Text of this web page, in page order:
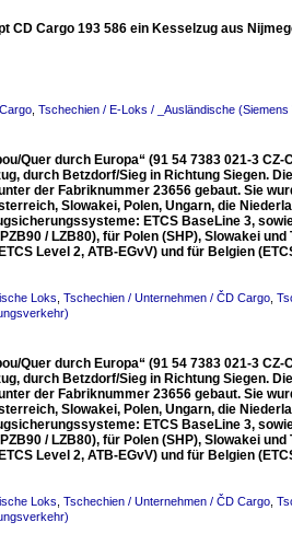
CD Cargo 193 586 ein Kesselzug aus
Tschechien / E-Loks / _Ausländische
Quer durch Europa“ (91 54 7383 021-3
durch Betzdorf/Sieg in Richtung Siegen.
der Fabriknummer 23656 gebaut. Sie
Slowakei, Polen, Ungarn, die
ETCS BaseLine 3,
/ LZB80), für Polen (SHP), Slowakei
Level 2, ATB-EGvV) und für Belgien
Loks Tschechien / Unternehmen / ČD Cargo
Quer durch Europa“ (91 54 7383 021-3
durch Betzdorf/Sieg in Richtung Siegen.
der Fabriknummer 23656 gebaut. Sie
Slowakei, Polen, Ungarn, die
ETCS BaseLine 3,
/ LZB80), für Polen (SHP), Slowakei
Level 2, ATB-EGvV) und für Belgien
Loks Tschechien / Unternehmen / ČD Cargo